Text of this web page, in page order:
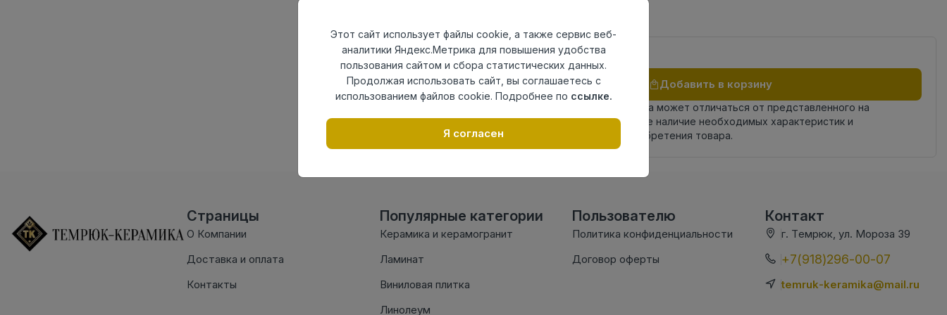
Материал
135 шт
Добавить в корзину
Внимание! Внешний вид товара может отличаться от представленного на
настоящем сайте. Проверяйте наличие необходимых характеристик и
комплектации в момент приобретения товара.
Страницы
О Компании
Доставка и оплата
Контакты
Популярные категории
Керамика и керамогранит
Ламинат
Виниловая плитка
Линолеум
Пользователю
Политика конфиденциальности
Договор оферты
Контакт
г. Темрюк, ул. Мороза 39
+7(918)296-00-07
temruk-keramika@mail.ru
Этот сайт использует файлы cookie, а также сервис веб-
аналитики Яндекс.Метрика для повышения удобства
пользования сайтом и сбора статистических данных.
Продолжая использовать сайт, вы соглашаетесь с
использованием файлов cookie. Подробнее по ссылке.
Я согласен